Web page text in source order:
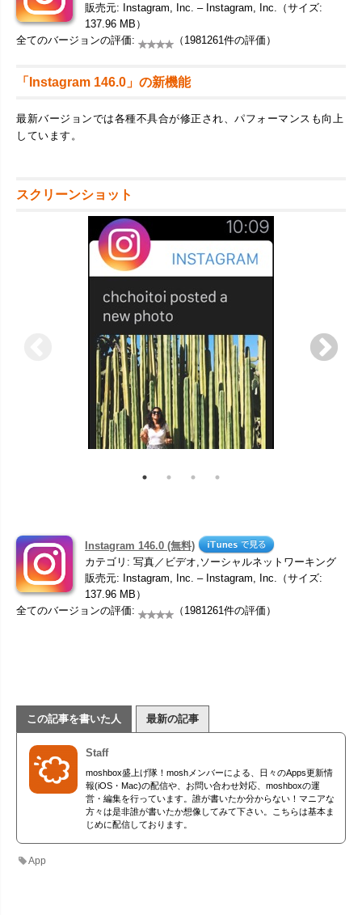
販売元: Instagram, Inc. – Instagram, Inc.（サイズ:
137.96 MB）
全てのバージョンの評価:
（1981261件の評価）
「Instagram 146.0」の新機能
最新バージョンでは各種不具合が修正され、パフォーマンスも向上
しています。
スクリーンショット
Instagram 146.0 (無料)
カテゴリ: 写真／ビデオ,ソーシャルネットワーキング
販売元: Instagram, Inc. – Instagram, Inc.（サイズ:
137.96 MB）
全てのバージョンの評価:
（1981261件の評価）
この記事を書いた人 最新の記事
Staff
moshbox盛上げ隊！moshメンバーによる、日々のApps更新情
報(iOS・Mac)の配信や、お問い合わせ対応、moshboxの運
営・編集を行っています。誰が書いたか分からない！マニアな
方々は是非誰が書いたか想像してみて下さい。こちらは基本ま
じめに配信しております。
App